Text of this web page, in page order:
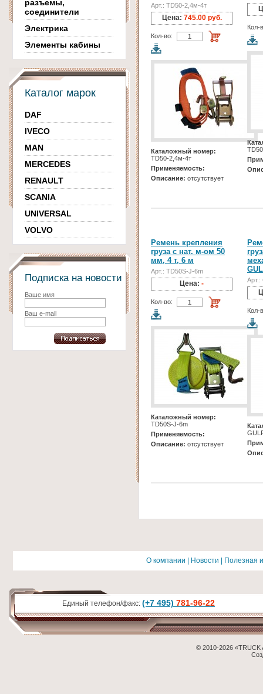
разъемы,
соединители
Электрика
Элементы кабины
Каталог марок
DAF
IVECO
MAN
MERCEDES
RENAULT
SCANIA
UNIVERSAL
VOLVO
Подписка на новости
Ваше имя
Ваш e-mail
Арт.: TD50-2,4м-4т
Цена: 745.00 руб.
Кол-во:
Каталожный номер:
TD50-2,4м-4т
Применяемость:
Описание: отсутствует
Кол-
Ремень крепления
груза с нат. м-ом 50
мм, 4 т, 6 м
Арт.: TD50S-J-6m
Цена: -
Кол-во:
Каталожный номер:
TD50S-J-6m
Применяемость:
Описание: отсутствует
Арт.:
Кол-
О компании Новости Полезная
Единый телефон/факс: (+7 495) 781-96-22
© 2010-2026